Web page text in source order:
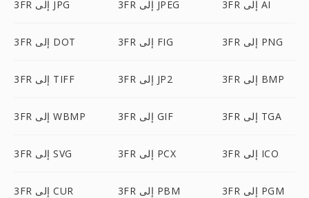
3FR إلى JPG 3FR إلى JPEG 3FR إلى AI
3FR إلى DOT 3FR إلى FIG 3FR إلى PNG
3FR إلى TIFF 3FR إلى JP2 3FR إلى BMP
3FR إلى WBMP 3FR إلى GIF 3FR إلى TGA
3FR إلى SVG 3FR إلى PCX 3FR إلى ICO
3FR إلى CUR 3FR إلى PBM 3FR إلى PGM